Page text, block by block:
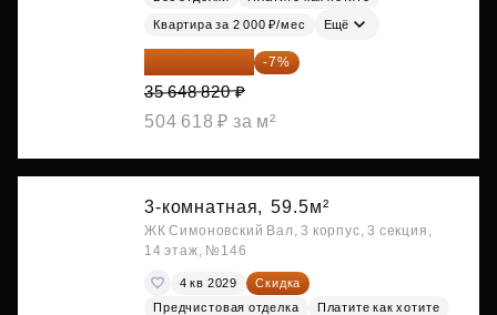
Квартира за 2 000 ₽/мес Ещё
33 153 403 ₽ -7%
35 648 820 ₽
504 618 ₽ за м²
3-комнатная, 59.5м²
ЖК Симоновский Вал, 3 корпус, 3 секция,
14 этаж, №146
4 кв 2029
Скидка
Предчистовая отделка
Платите как хотите